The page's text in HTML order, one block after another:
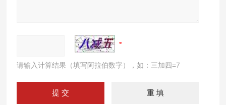
请输入计算结果（填写阿拉伯数字），如：三加四=7